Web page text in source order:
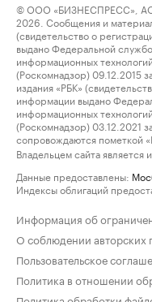
© ООО «БИЗНЕСПРЕСС»,
2026. Сообщения и
(свидетельство о
выдано Федеральной
информационных
(Роскомнадзор) 09.12.2015
издания «РБК»
информации выдано
информационных
(Роскомнадзор)
сопровождаются пометкой
Владельцем сайта является
Данные предоставлены:
Индексы облигаций
Информация об
О соблюдении авторских
Пользовательское
Политика в отношении